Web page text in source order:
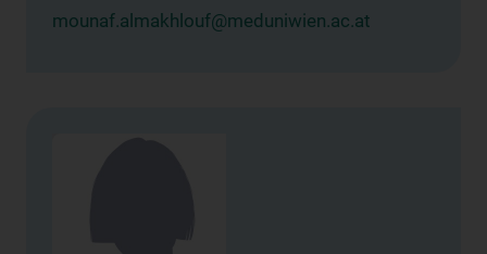
mounaf.almakhlouf@meduniwien.ac.at